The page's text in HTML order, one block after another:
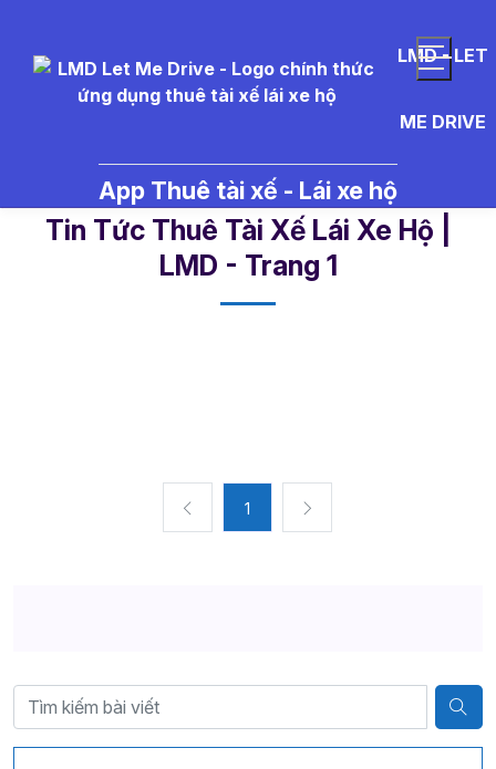
LMD - LET
ME DRIVE
App Thuê tài xế - Lái xe hộ
lai%20xe%20ho%20Ha%20Noi -
Tin Tức Thuê Tài Xế Lái Xe Hộ |
LMD - Trang 1​
1